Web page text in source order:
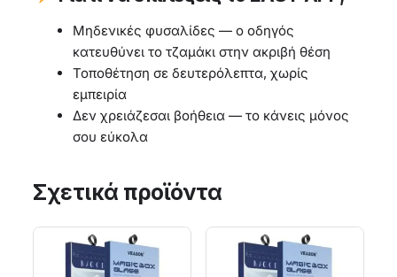
Μηδενικές φυσαλίδες — ο οδηγός
κατευθύνει το τζαμάκι στην ακριβή θέση
Τοποθέτηση σε δευτερόλεπτα, χωρίς
εμπειρία
Δεν χρειάζεσαι βοήθεια — το κάνεις μόνος
σου εύκολα
Σχετικά προϊόντα